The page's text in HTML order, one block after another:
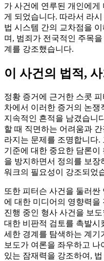
가 사건에 연루된 개인에
게 되었습니다. 따라서 라
법 시스템 간의 교차점을
며, 범죄가 전국적인 주목
계를 강조했습니다.
이 사건의 법적, 사
정황 증거에 근거한 스콧
차에서 이러한 증거의 논쟁
지속적인 흔적을 남겼습니
할 때 직면하는 어려움과
라지는 문제를 조명합니다.
기준에 대한 중요한 담론이
을 방지하면서 정의를 보장
워크의 필요성이 강조되었
또한 피터슨 사건을 둘러
에 대한 미디어의 영향력을
진행 중인 형사 사건을 보
대한 비판적 검토를 촉발시
세한 경계를 탐색하는 계기
보도가 여론을 좌우하고
있는 잠재력을 강조하여,